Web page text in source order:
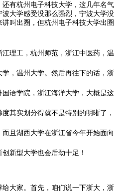
还有杭州电子科技大学，这几年名气
大学感受没那么强烈，宁波大学没
叫出圈，但杭州电子科技大学出圈
理工，杭州师范，浙江中医药，温
学 ，温州大学。然后再往下的话，浙
语学院， 浙江海洋大学 ，大概是这
其实划分得就不是特别的明晰了，
且湖西大学在浙江省今年开始面向
新型大学也会后劲十足！
大家。首先，咱们说一下浙大，浙